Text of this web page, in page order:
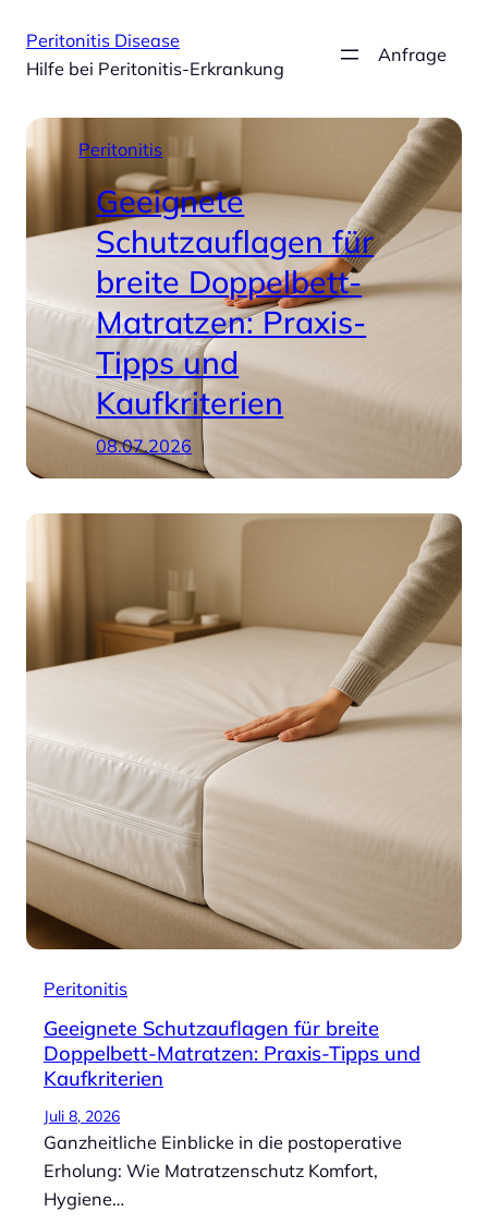
Inhalt
springen
Peritonitis Disease
Hilfe bei Peritonitis-Erkrankung
Anfrage
Peritonitis
Geeignete
Schutzauflagen für
breite Doppelbett-
Matratzen: Praxis-
Tipps und
Kaufkriterien
08.07.2026
Peritonitis
Geeignete Schutzauflagen für breite
Doppelbett-Matratzen: Praxis-Tipps und
Kaufkriterien
Juli 8, 2026
Ganzheitliche Einblicke in die postoperative
Erholung: Wie Matratzenschutz Komfort,
Hygiene…